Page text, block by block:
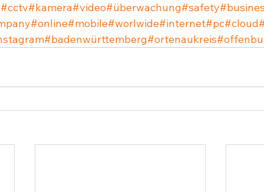
#cctv#kamera#video#überwachung#safety
#online#mobile#worlwide#internet#pc#cloud
#badenwürttemberg#ortenaukreis